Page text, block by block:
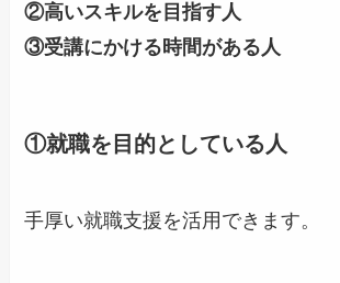
②高いスキルを目指す人
③受講にかける時間がある人
①就職を目的としている人
手厚い就職支援を活用できます。